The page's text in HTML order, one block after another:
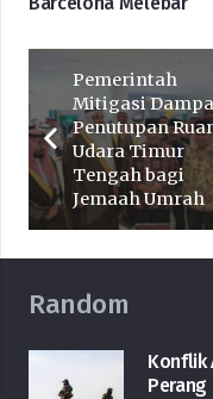
Pemerintah
Mitigasi
Penutupan
Udara Timur
Tengah bagi
Jemaah Umrah
Random
Konflik
Perang